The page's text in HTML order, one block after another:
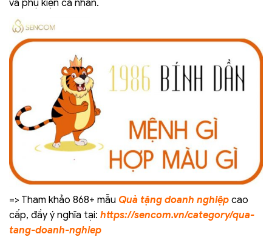
và phụ kiện cá nhân.
=> Tham khảo 868+ mẫu Quà tặng doanh nghiệp cao
cấp, đầy ý nghĩa tại: https://sencom.vn/category/qua-
tang-doanh-nghiep